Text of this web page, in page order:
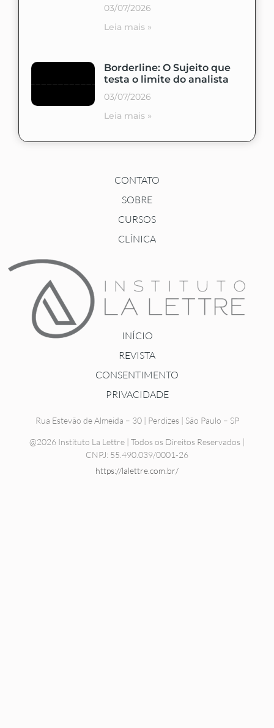
03/07/2026
Leia mais »
Borderline: O Sujeito que
testa o limite do analista
03/07/2026
Leia mais »
CONTATO
SOBRE
CURSOS
CLÍNICA
INÍCIO
REVISTA
CONSENTIMENTO
PRIVACIDADE
Rua Estevão de Almeida – 30 | Perdizes | São Paulo – SP
@2026 Instituto La Lettre | Todos os Direitos Reservados |
CNPJ: 55.490.039/0001-26
https://lalettre.com.br/